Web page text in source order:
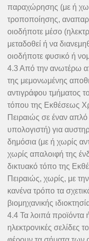
παραχώρησης (με ή
τροποποίησης,
οιοδήποτε μέσο
μεταδοθεί ή να
οιοδήποτε φυσικό ή
4.3 Από την ανωτέρω
της μεμονωμένης
αντιγράφου τμήματος
τόπου της Εκθέσεως
Πειραιώς σε έναν
υπολογιστή) για
δημόσια (με ή χωρίς
χωρίς απαλοιφή της
δικτυακό τόπο της
Πειραιώς, χωρίς, με
κανένα τρόπο τα
βιομηχανικής
4.4 Τα λοιπά προϊόντα
ηλεκτρονικές σελίδες